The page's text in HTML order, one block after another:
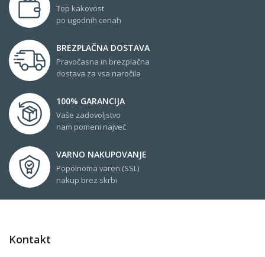
Top kakovost
po ugodnih cenah
BREZPLAČNA DOSTAVA
Pravočasna in brezplačna
dostava za vsa naročila
100% GARANCIJA
Vaše zadovoljstvo
nam pomeni največ
VARNO NAKUPOVANJE
Popolnoma varen (SSL)
nakup brez skrbi
Kontakt